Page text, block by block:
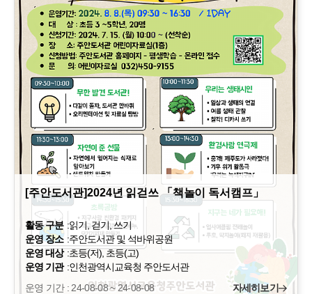
[주안도서관]2024년 읽걷쓰 「책놀이 독서캠프」
활동 구분 :읽기, 걷기, 쓰기
운영 장소 :주안도서관 및 석바위공원
운영 대상 :초등(저), 초등(고)
운영 기관 :인천광역시교육청 주안도서관
운영 기간 : 24-08-08 ~ 24-08-08
자세히보기